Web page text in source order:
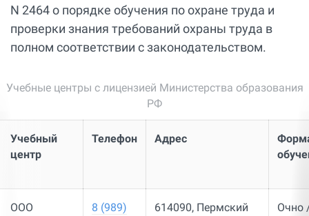
N 2464 о порядке обучения по охране труда и
проверки знания требований охраны труда в
полном соответствии с законодательством.
Учебные центры с лицензией Министерства образования
РФ
Учебный
центр
Телефон Адрес
ООО
8 (989)
614090, Пермский
Очно